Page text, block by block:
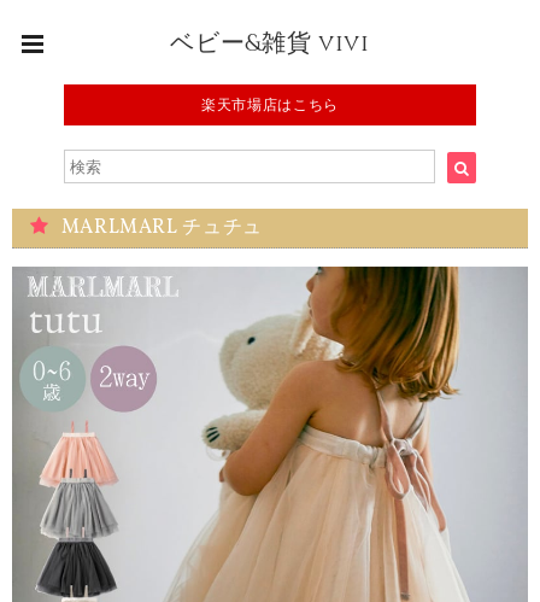
ベビー&雑貨 vivi
楽天市場店はこちら
MARLMARL チュチュ